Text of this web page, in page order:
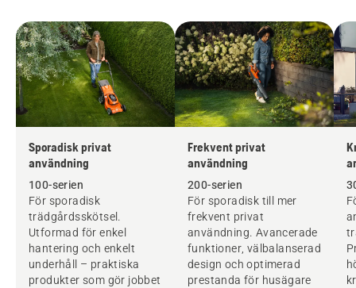
Sporadisk privat
användning
100-serien
För sporadisk
trädgårdsskötsel.
Utformad för enkel
hantering och enkelt
underhåll – praktiska
produkter som gör jobbet
Frekvent privat
användning
200-serien
För sporadisk till mer
frekvent privat
användning. Avancerade
funktioner, välbalanserad
design och optimerad
prestanda för husägare